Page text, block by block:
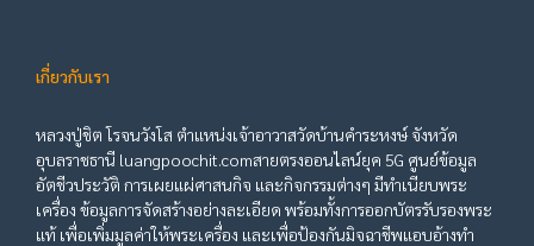
เกี่ยวกับเรา
หลวงปู่ชิต โรจนวังโส ตำแหน่งเจ้าอาวาสวัดบ้านคำระหงษ์ จังหวัด
อุบลราชธานี luangpoochit.comสายตรงออนไลน์ยุค 5G ศูนย์ข้อมูล
อัตชีวประวัติ การเผยแผ่ศาสนกิจ และกิจกรรมต่างๆ มีทำเนียบพระ
เครื่อง ข้อมูลการจัดสร้างอย่างละเอียด พร้อมทั้งการออกบัตรรับรองพระ
แท้ เพื่อเพิ่มมูลค่าให้พระเครื่อง และเพื่อป้องกันมิจฉาชีพแอบอ้างทำ